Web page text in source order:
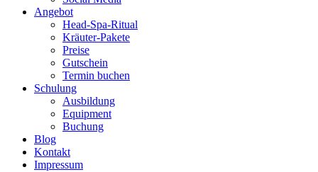
Angebot
Head-Spa-Ritual
Kräuter-Pakete
Preise
Gutschein
Termin buchen
Schulung
Ausbildung
Equipment
Buchung
Blog
Kontakt
Impressum